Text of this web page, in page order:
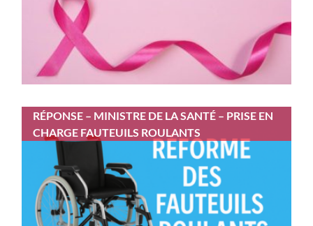
RÉPONSE – MINISTRE DE LA SANTÉ – PRISE EN
CHARGE FAUTEUILS ROULANTS